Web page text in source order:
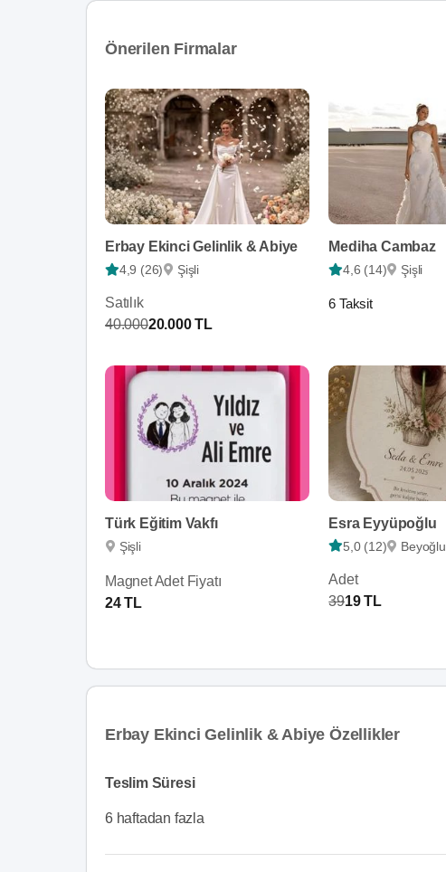
Önerilen Firmalar
Erbay Ekinci Gelinlik & Abiye
4,9 (26) Şişli
Satılık
40.00020.000 TL
Mediha Cambaz
4,6 (14) Şişli
6 Taksit
Türk Eğitim Vakfı
Şişli
Magnet Adet Fiyatı
24 TL
Esra Eyyüpoğlu
5,0 (12) Beyoğlu
Adet
3919 TL
Erbay Ekinci Gelinlik & Abiye Özellikler
Teslim Süresi
6 haftadan fazla